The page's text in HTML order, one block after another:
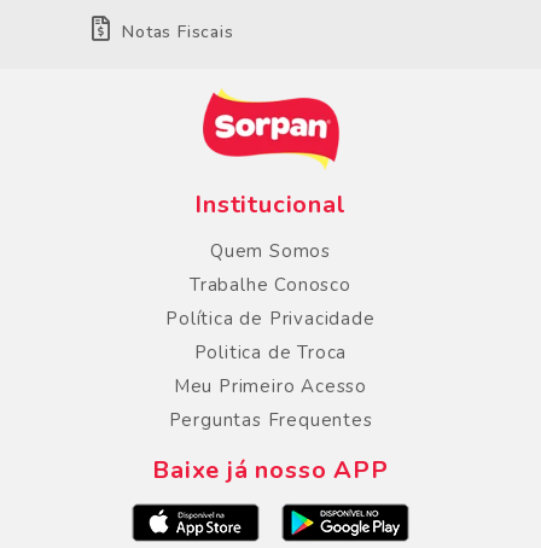
Notas Fiscais
Institucional
Quem Somos
Trabalhe Conosco
Política de Privacidade
Politica de Troca
Meu Primeiro Acesso
Perguntas Frequentes
Baixe já nosso APP